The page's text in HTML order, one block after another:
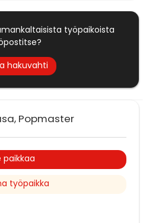
työpaikoista
hakuvahti
Popmaster
paikkaa
työpaikka